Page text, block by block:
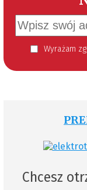
Wyrażam zgodę na otrzymywanie informacji handlowej kierowanej do mnie za pomocą środków komunikacji
Chcesz